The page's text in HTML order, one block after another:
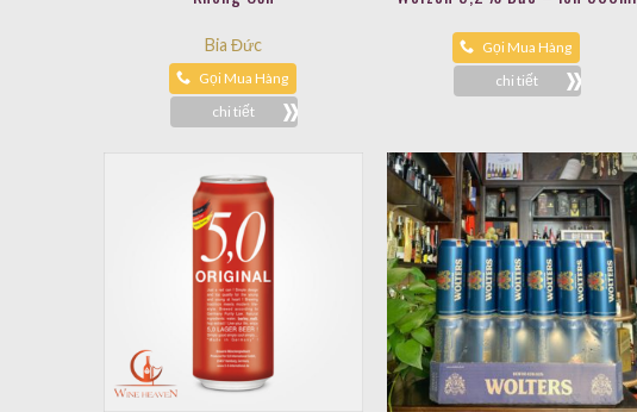
Bia Đức
Gọi Mua Hàng
chi tiết
Gọi Mua Hàng
chi tiết